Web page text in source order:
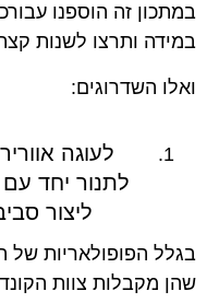
במתכון זה הוספנו
במידה ותרצו לשנות
ואלו השדרוגים:
לעוגה
לתנור יחד
ליצור
בגלל הפופולאריות של
שהן מקבלות צוות